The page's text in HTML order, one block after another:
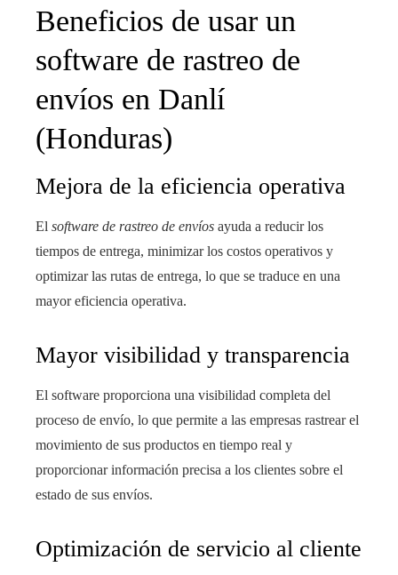
Beneficios de usar un
software de rastreo de
envíos en Danlí
(Honduras)
Mejora de la eficiencia operativa
El software de rastreo de envíos ayuda a reducir los
tiempos de entrega, minimizar los costos operativos y
optimizar las rutas de entrega, lo que se traduce en una
mayor eficiencia operativa.
Mayor visibilidad y transparencia
El software proporciona una visibilidad completa del
proceso de envío, lo que permite a las empresas rastrear el
movimiento de sus productos en tiempo real y
proporcionar información precisa a los clientes sobre el
estado de sus envíos.
Optimización de servicio al cliente